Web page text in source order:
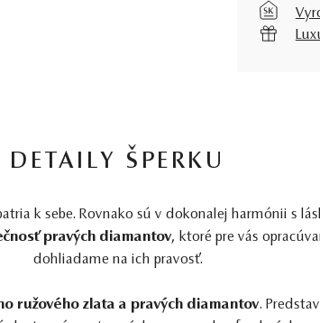
DETAILY ŠPERKU
k sebe. Rovnako sú v dokonalej harmónii s
pravých diamantov, ktoré pre vás
dohliadame na ich pravosť.
ružového zlata a pravých diamantov.